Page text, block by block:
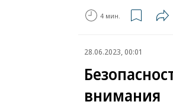
4 мин.
28.06.2023, 00:01
внимания